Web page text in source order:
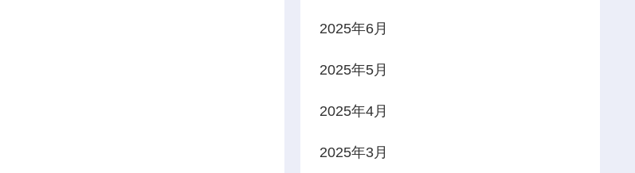
2025年6月
2025年5月
2025年4月
2025年3月